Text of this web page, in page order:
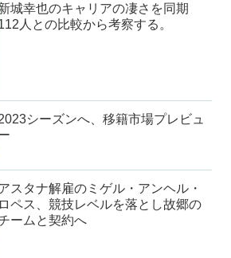
城幸也のキャリアの凄さを同期
人との比較から考察する。
シーズンへ、移籍市場プレビュ
スタナ解雇のミゲル・アンヘル・
ロペス、競技レベルを落とし故郷の
ームと契約へ